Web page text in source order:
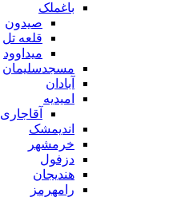
باغملک
صیدون
قلعه تل
میداوود
مسجدسلیمان
آبادان
امیدیه
آقاجاری
اندیمشک
خرمشهر
دزفول
هندیجان
رامهرمز